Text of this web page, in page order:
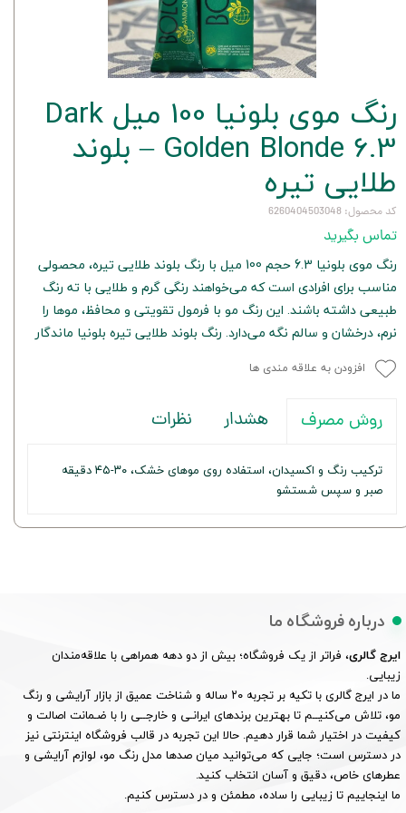
رنگ موی بلونیا 100 میل Dark
Golden Blonde 6.3 – بلوند
طلایی تیره
کد محصول: 6260404503048
تماس بگیرید
رنگ موی بلونیا 6.3 حجم 100 میل با رنگ بلوند طلایی تیره، محصولی
مناسب برای افرادی است که می‌خواهند رنگی گرم و طلایی با ته رنگ
طبیعی داشته باشند. این رنگ مو با فرمول تقویتی و محافظ، موها را
نرم، درخشان و سالم نگه می‌دارد. رنگ بلوند طلایی تیره بلونیا ماندگار
افزودن به علاقه مندی ها
روش مصرف هشدار نظرات
ترکیب رنگ و اکسیدان، استفاده روی موهای خشک، ۳۰-۴۵ دقیقه
صبر و سپس شستشو
درباره فروشگاه ما
ایرج گالری، فراتر از یک فروشگاه؛ بیش از دو دهه همراهی با علاقه‌مندان
زیبایی.
ما در ایرج گالری با تکیه بر تجربه ۲۰ ساله و شناخت عمیق از بازار آرایشی و رنگ
مو، تلاش می‌کنیــم تا بهترین برندهای ایرانـی و خارجــی را با ضـمانت اصالت و
کیفیت در اختیار شما قرار دهیم. حالا این تجربه در قالب فروشگاه اینترنتی نیز
در دسترس است؛ جایی که می‌توانید میان صدها مدل رنگ مو، لوازم آرایشی و
عطرهای خاص، دقیق و آسان انتخاب کنید.
ما اینجاییم تا زیبایی را ساده، مطمئن و در دسترس کنیم.